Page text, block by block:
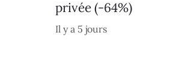
privée (-64%)
Il y a 5 jours